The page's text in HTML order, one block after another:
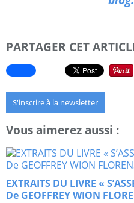
PARTAGER CET
S'inscrire à la newsletter
Vous aimerez aussi :
EXTRAITS DU LIVRE «
De GEOFFREY WION